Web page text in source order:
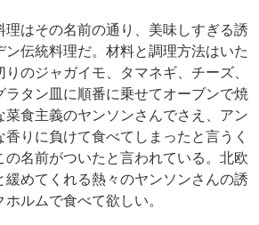
はその名前の通り、美味しすぎる誘
伝統料理だ。材料と調理方法はいた
のジャガイモ、タマネギ、チーズ、
ラタン皿に順番に乗せてオーブンで焼
菜食主義のヤンソンさんでさえ、アン
りに負けて食べてしまったと言うく
の名前がついたと言われている。北欧
めてくれる熱々のヤンソンさんの誘
ルムで食べて欲しい。